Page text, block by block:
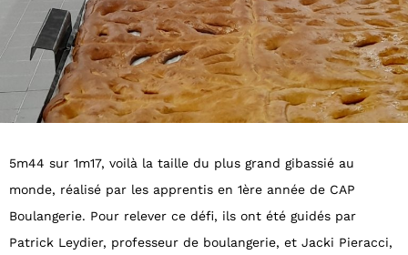
5m44 sur 1m17, voilà la taille du plus grand gibassié au
monde, réalisé par les apprentis en 1ère année de CAP
Boulangerie. Pour relever ce défi, ils ont été guidés par
Patrick Leydier, professeur de boulangerie, et Jacki Pieracci,